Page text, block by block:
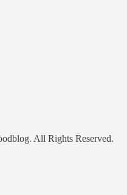
All Rights Reserved.